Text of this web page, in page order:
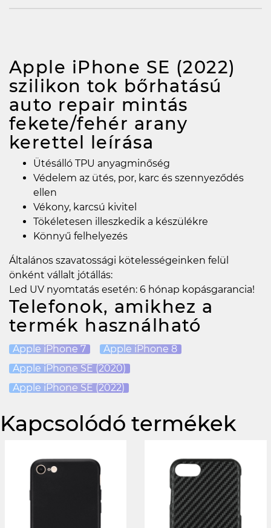
Apple iPhone SE (2022)
szilikon tok bőrhatású
auto repair mintás
fekete/fehér arany
kerettel leírása
Ütésálló TPU anyagminőség
Védelem az ütés, por, karc és szennyeződés
ellen
Vékony, karcsú kivitel
Tökéletesen illeszkedik a készülékre
Könnyű felhelyezés
Általános szavatossági kötelességeinken felül
önként vállalt jótállás:
Led UV nyomtatás esetén: 6 hónap kopásgarancia!
Telefonok, amikhez a
termék használható
Apple iPhone 7
Apple iPhone 8
Apple iPhone SE (2020)
Apple iPhone SE (2022)
Kapcsolódó termékek